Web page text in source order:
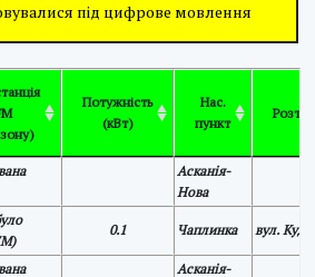
під цифрове мовлення
Потужність
(кВт)
Нас.
пункт
Асканія-
Нова
0.1 Чаплинка вул.
Асканія-